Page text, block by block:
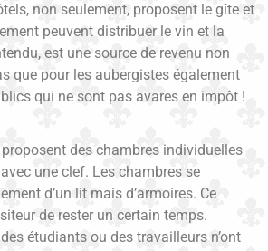
non seulement, proposent le gîte et
peuvent distribuer le vin et la
est une source de revenu non
que pour les aubergistes également
qui ne sont pas avares en impôt !
des chambres individuelles
une clef. Les chambres se
d’un lit mais d’armoires. Ce
de rester un certain temps.
étudiants ou des travailleurs n’ont